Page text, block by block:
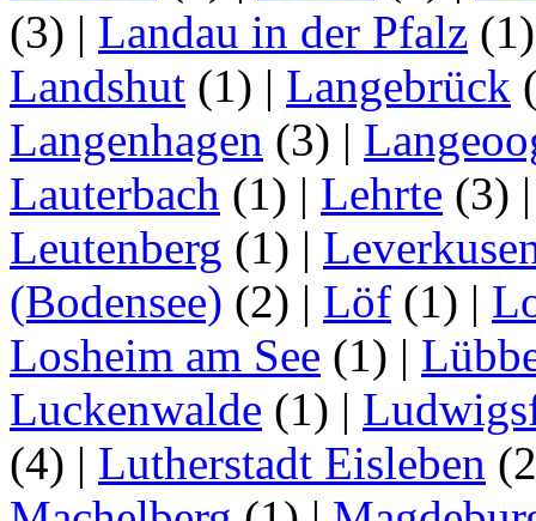
(3) | Landau in der Pfalz
Landshut (1) | Langebrück
Langenhagen (3) |
Lauterbach (1) | Lehrte (3)
Leutenberg (1) |
(Bodensee) (2) | Löf (1) |
Losheim am See (1) |
Luckenwalde (1) |
(4) | Lutherstadt Eisleben